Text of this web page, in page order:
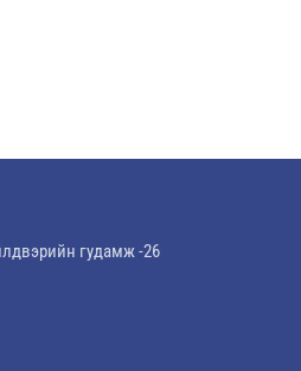
гудамж -26